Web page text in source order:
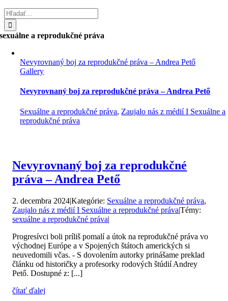
Hľadať:
sexuálne a reprodukčné práva
Nevyrovnaný boj za reprodukčné práva – Andrea Pető
Gallery
Nevyrovnaný boj za reprodukčné práva – Andrea Pető
Sexuálne a reprodukčné práva, Zaujalo nás z médií I Sexuálne a
reprodukčné práva
Nevyrovnaný boj za reprodukčné
práva – Andrea Pető
2. decembra 2024|Kategórie: Sexuálne a reprodukčné práva,
Zaujalo nás z médií I Sexuálne a reprodukčné práva|Témy:
sexuálne a reprodukčné práva|
Progresívci boli príliš pomalí a útok na reprodukčné práva vo
východnej Európe a v Spojených štátoch amerických si
neuvedomili včas. - S dovolením autorky prinášame preklad
článku od historičky a profesorky rodových štúdií Andrey
Pető. Dostupné z: [...]
čítať ďalej